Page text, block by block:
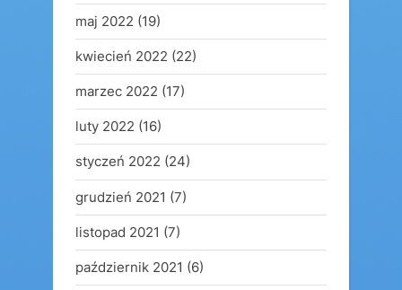
maj 2022 (19)
kwiecień 2022 (22)
marzec 2022 (17)
luty 2022 (16)
styczeń 2022 (24)
grudzień 2021 (7)
listopad 2021 (7)
październik 2021 (6)